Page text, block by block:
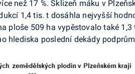
než 17 %. Sklizeň máku v
1,4 tis. t dosáhla nejvyšší
ploše 509 ha vypěstovalo také 1,3
hlediska poslední dekády